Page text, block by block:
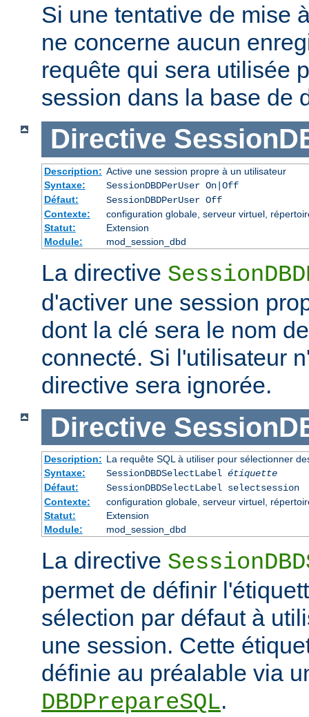
Si une tentative de mise
ne concerne aucun
requête qui sera utilisée
session dans la base de
Directive
Description: Active une session propre à un utilisateur
Syntaxe:
SessionDBDPerUser On|Off
Défaut:
SessionDBDPerUser Off
Contexte:
configuration globale, serveur virtuel,
Statut:
Extension
Module:
mod_session_dbd
La directive
d'activer une session
dont la clé sera le nom
connecté. Si l'utilisateur
directive sera ignorée.
Directive
Description: La requête SQL à utiliser pour sélectionner
Syntaxe:
SessionDBDSelectLabel étiquette
Défaut:
SessionDBDSelectLabel selectsession
Contexte:
configuration globale, serveur virtuel,
Statut:
Extension
Module:
mod_session_dbd
La directive
permet de définir
sélection par défaut à
une session. Cette
définie au préalable via
DBDPrepareSQL.